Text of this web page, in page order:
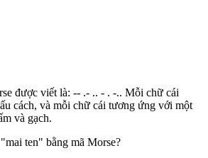
được viết là: -- .- .. - . -.. Mỗi chữ cái
cách, và mỗi chữ cái tương ứng với một
và gạch.
ten" bằng mã Morse?